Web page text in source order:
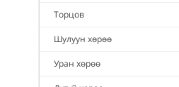
Торцов
Шулуун хөрөө
Уран хөрөө